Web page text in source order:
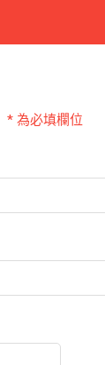
* 為必填欄位